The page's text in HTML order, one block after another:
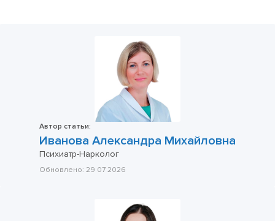
Автор статьи:
Иванова Александра Михайловна
Психиатр-Нарколог
Обновлено: 29 07 2026